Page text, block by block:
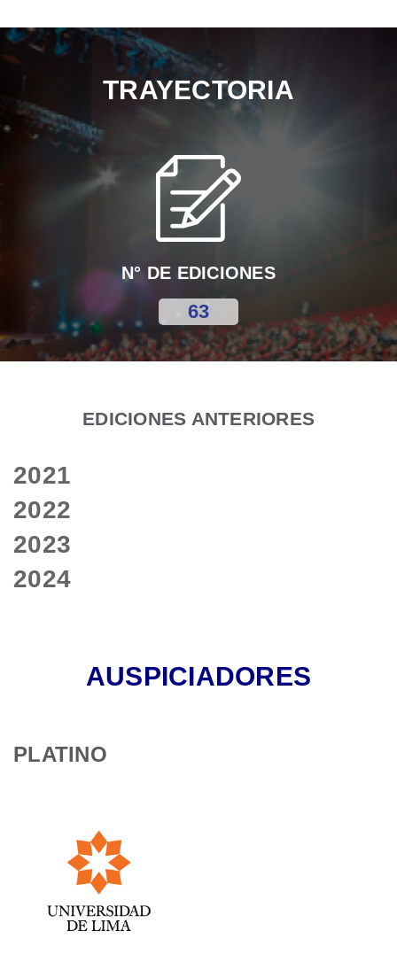
TRAYECTORIA
N° DE EDICIONES
63
EDICIONES ANTERIORES
2021
2022
2023
2024
AUSPICIADORES
PLATINO